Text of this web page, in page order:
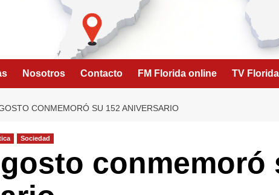
Nosotros Contacto FM Florida online TV
CONMEMORÓ SU 152 ANIVERSARIO
Sociedad
conmemoró